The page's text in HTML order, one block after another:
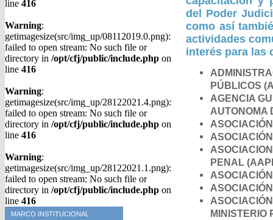
line 416
Warning:
getimagesize(src/img_up/08112019.0.png):
failed to open stream: No such file or
directory in /opt/cfj/public/include.php on
line 416
Warning:
getimagesize(src/img_up/28122021.4.png):
failed to open stream: No such file or
directory in /opt/cfj/public/include.php on
line 416
Warning:
getimagesize(src/img_up/28122021.1.png):
failed to open stream: No such file or
directory in /opt/cfj/public/include.php on
line 416
MARCO INSTITUCIONAL
del Poder
como así
actividades
interés para las
PÚBLICOS
AGENCIA
AUTONOMA
PENAL
MINISTERIO